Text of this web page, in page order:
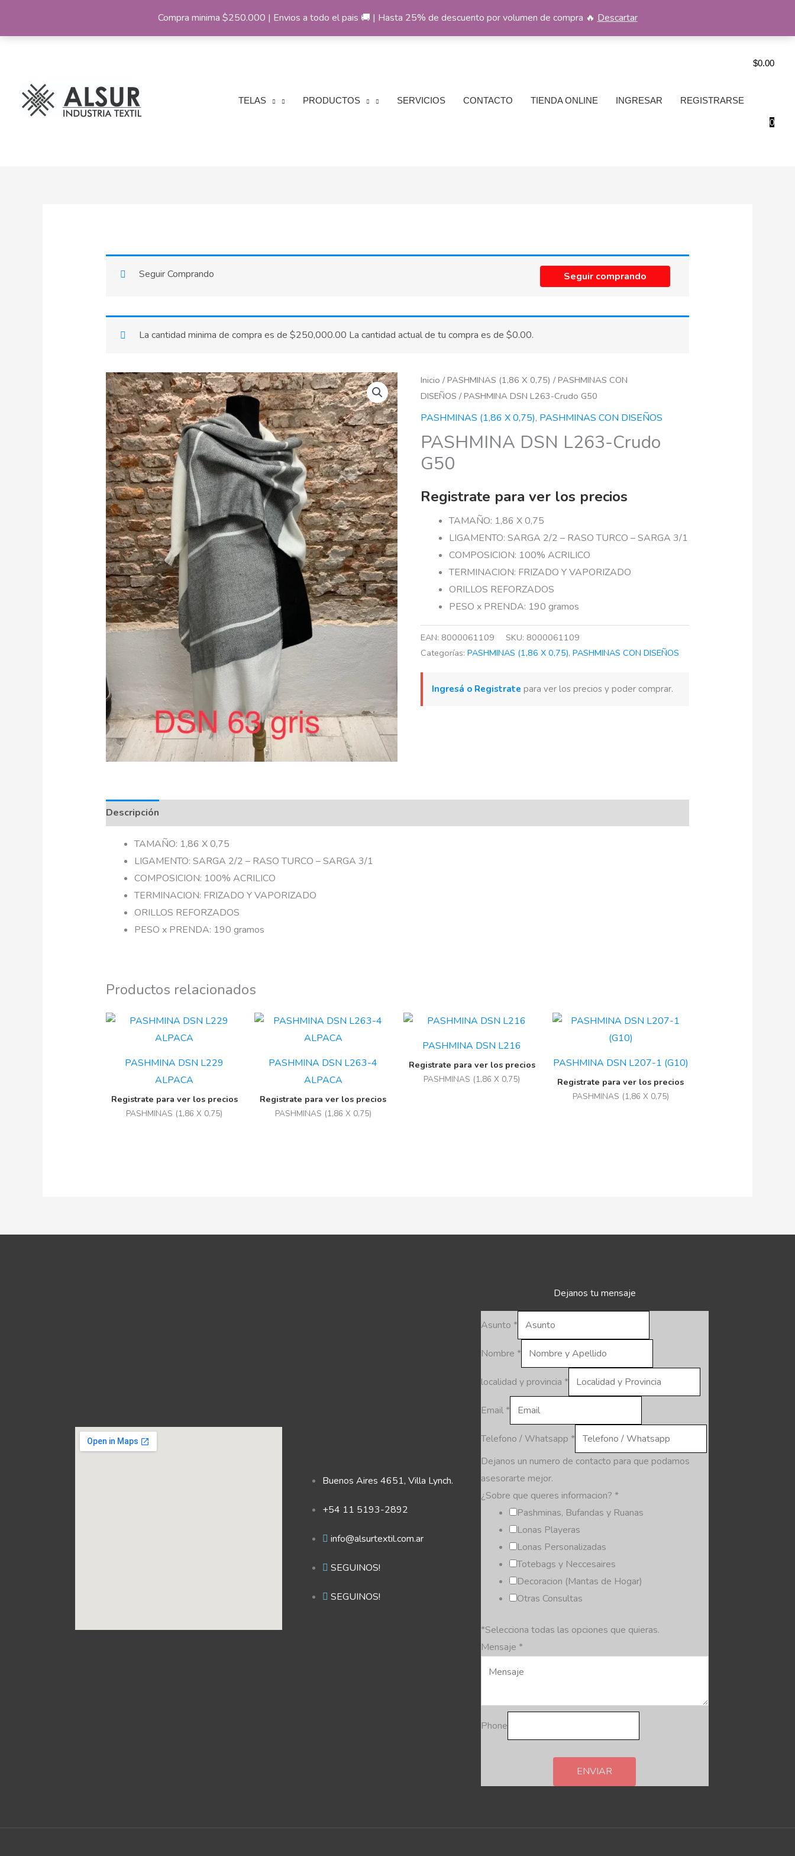
Compra minima $250.000 | Envios a todo el pais 🚚 | Hasta 25% de descuento por volumen de compra 🔥 Descartar
TELAS PRODUCTOS SERVICIOS CONTACTO TIENDA ONLINE INGRESAR REGISTRARSE
$0.00
0
Seguir comprando
Seguir Comprando
La cantidad minima de compra es de $250,000.00 La cantidad actual de tu compra es de $0.00.
Inicio /PASHMINAS (1,86 X 0,75) /PASHMINAS CON
DISEÑOS / PASHMINA DSN L263-Crudo G50
PASHMINAS (1,86 X 0,75), PASHMINAS CON DISEÑOS
PASHMINA DSN L263-Crudo
G50
Registrate para ver los precios
TAMAÑO: 1,86 X 0,75
LIGAMENTO: SARGA 2/2 – RASO TURCO – SARGA 3/1
COMPOSICION: 100% ACRILICO
TERMINACION: FRIZADO Y VAPORIZADO
ORILLOS REFORZADOS
PESO x PRENDA: 190 gramos
EAN: 8000061109 SKU: 8000061109
Categorías:PASHMINAS (1,86 X 0,75),PASHMINAS CON DISEÑOS
Ingresá o Registrate para ver los precios y poder comprar.
Descripción
TAMAÑO: 1,86 X 0,75
LIGAMENTO: SARGA 2/2 – RASO TURCO – SARGA 3/1
COMPOSICION: 100% ACRILICO
TERMINACION: FRIZADO Y VAPORIZADO
ORILLOS REFORZADOS
PESO x PRENDA: 190 gramos
Productos relacionados
PASHMINA DSN L229
ALPACA
Registrate para ver los precios
PASHMINAS (1,86 X 0,75)
PASHMINA DSN L263-4
ALPACA
Registrate para ver los precios
PASHMINAS (1,86 X 0,75)
PASHMINA DSN L216
Registrate para ver los precios
PASHMINAS (1,86 X 0,75)
PASHMINA DSN L207-1 (G10)
Registrate para ver los precios
PASHMINAS (1,86 X 0,75)
Buenos Aires 4651, Villa Lynch.
+54 11 5193-2892
info@alsurtextil.com.ar
SEGUINOS!
SEGUINOS!
Dejanos tu mensaje
Asunto *
Nombre *
localidad y provincia *
Email*
Telefono / Whatsapp *
Dejanos un numero de contacto para que podamos
asesorarte mejor.
¿Sobre que queres informacion? *
Pashminas, Bufandas y Ruanas
Lonas Playeras
Lonas Personalizadas
Totebags y Neccesaires
Decoracion (Mantas de Hogar)
Otras Consultas
*Selecciona todas las opciones que quieras.
Mensaje *
Phone
ENVIAR